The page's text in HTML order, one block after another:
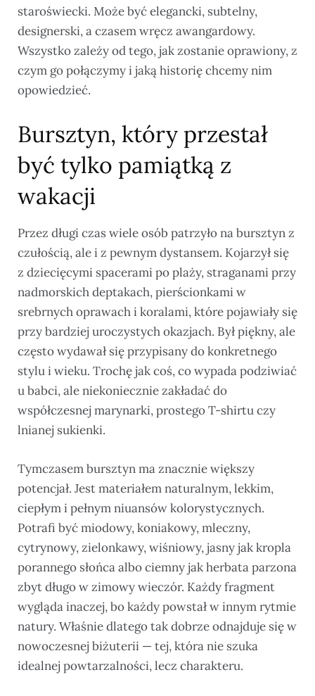
staroświecki. Może być elegancki, subtelny,
designerski, a czasem wręcz awangardowy.
Wszystko zależy od tego, jak zostanie oprawiony, z
czym go połączymy i jaką historię chcemy nim
opowiedzieć.
Bursztyn, który przestał
być tylko pamiątką z
wakacji
Przez długi czas wiele osób patrzyło na bursztyn z
czułością, ale i z pewnym dystansem. Kojarzył się
z dziecięcymi spacerami po plaży, straganami przy
nadmorskich deptakach, pierścionkami w
srebrnych oprawach i koralami, które pojawiały się
przy bardziej uroczystych okazjach. Był piękny, ale
często wydawał się przypisany do konkretnego
stylu i wieku. Trochę jak coś, co wypada podziwiać
u babci, ale niekoniecznie zakładać do
współczesnej marynarki, prostego T-shirtu czy
lnianej sukienki.
Tymczasem bursztyn ma znacznie większy
potencjał. Jest materiałem naturalnym, lekkim,
ciepłym i pełnym niuansów kolorystycznych.
Potrafi być miodowy, koniakowy, mleczny,
cytrynowy, zielonkawy, wiśniowy, jasny jak kropla
porannego słońca albo ciemny jak herbata parzona
zbyt długo w zimowy wieczór. Każdy fragment
wygląda inaczej, bo każdy powstał w innym rytmie
natury. Właśnie dlatego tak dobrze odnajduje się w
nowoczesnej biżuterii — tej, która nie szuka
idealnej powtarzalności, lecz charakteru.